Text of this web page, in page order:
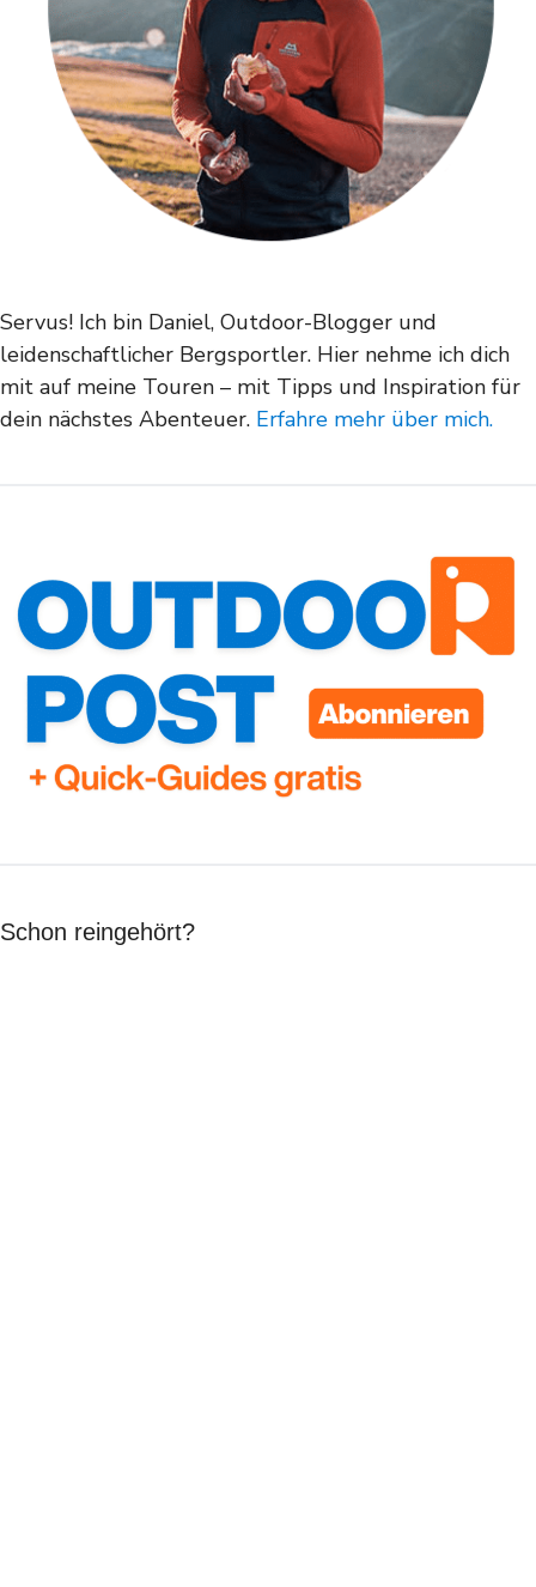
Servus! Ich bin Daniel, Outdoor-Blogger und
leidenschaftlicher Bergsportler. Hier nehme ich dich
mit auf meine Touren – mit Tipps und Inspiration für
dein nächstes Abenteuer. Erfahre mehr über mich.
Schon reingehört?